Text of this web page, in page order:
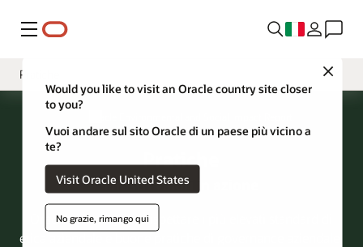
Menu
Close
Would you like to visit an Oracle country site closer
to you?
Vuoi andare sul sito Oracle di un paese più vicino a
te?
Visit Oracle United States
No grazie, rimango qui
Pratiche
Panoramica
Messaggio di leadership
Filantropia
Persone
Pianeta
Pratiche
I nostri valori in azione
Oracle si impegna a rispettare i più elevati standard di
etica aziendale e buone pratiche di governance aziendale.